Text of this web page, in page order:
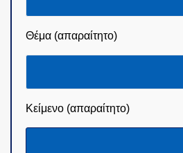
Θέμα (απαραίτητο)
Κείμενο (απαραίτητο)